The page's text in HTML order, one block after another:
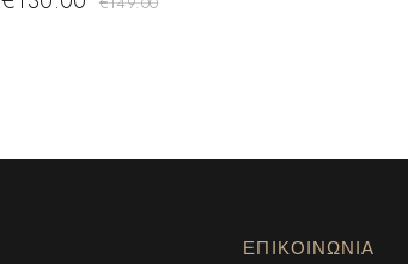
ΕΠΙΚΟΙΝΩΝΙΑ